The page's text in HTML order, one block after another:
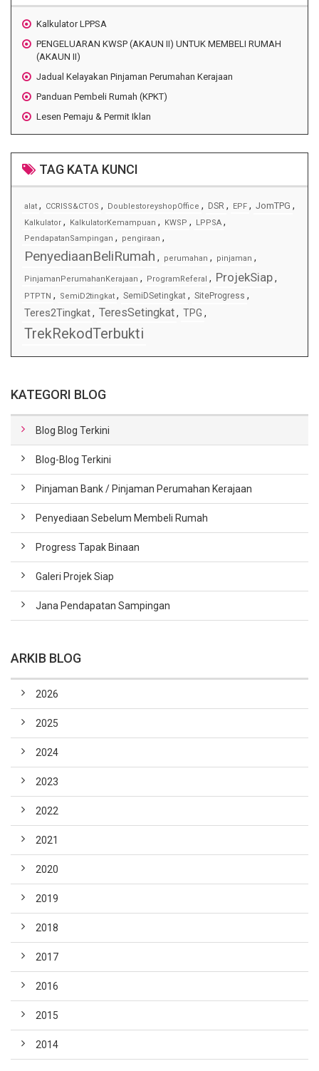
Kalkulator LPPSA
PENGELUARAN KWSP (AKAUN II) UNTUK MEMBELI RUMAH
(AKAUN II)
Jadual Kelayakan Pinjaman Perumahan Kerajaan
Panduan Pembeli Rumah (KPKT)
Lesen Pemaju & Permit Iklan
TAG KATA KUNCI
alat , CCRISS&CTOS , DoublestoreyshopOffice , DSR , EPF , JomTPG ,
Kalkulator , KalkulatorKemampuan , KWSP , LPPSA ,
PendapatanSampingan , pengiraan ,
PenyediaanBeliRumah , perumahan , pinjaman ,
PinjamanPerumahanKerajaan , ProgramReferal , ProjekSiap,
PTPTN , SemiD2tingkat , SemiDSetingkat , SiteProgress ,
Teres2Tingkat, TeresSetingkat, TPG ,
TrekRekodTerbukti
KATEGORI BLOG
Blog Blog Terkini
Blog-Blog Terkini
Pinjaman Bank / Pinjaman Perumahan Kerajaan
Penyediaan Sebelum Membeli Rumah
Progress Tapak Binaan
Galeri Projek Siap
Jana Pendapatan Sampingan
ARKIB BLOG
2026
2025
2024
2023
2022
2021
2020
2019
2018
2017
2016
2015
2014